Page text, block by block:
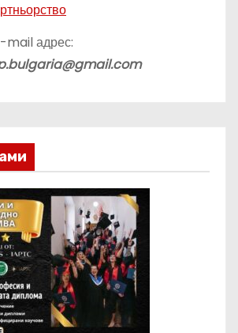
mail адрес: